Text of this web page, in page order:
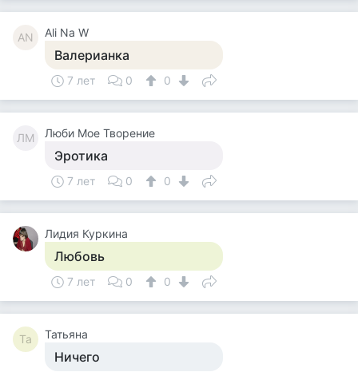
AN Ali Na W
Валерианка
7 лет 0 0
ЛМ Люби Мое Творение
Эротика
7 лет 0 0
Лидия Куркина
Любовь
7 лет 0 0
Та Татьяна
Ничего